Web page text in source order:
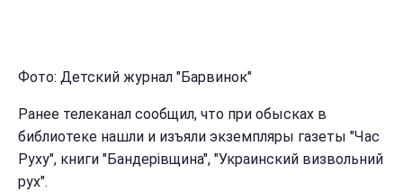
Фото: Детский журнал "Барвинок"
Ранее телеканал сообщил, что при обысках в
библиотеке нашли и изъяли экземпляры газеты "Час
Руху", книги "Бандерівщина", "Украинский визвольний
рух".